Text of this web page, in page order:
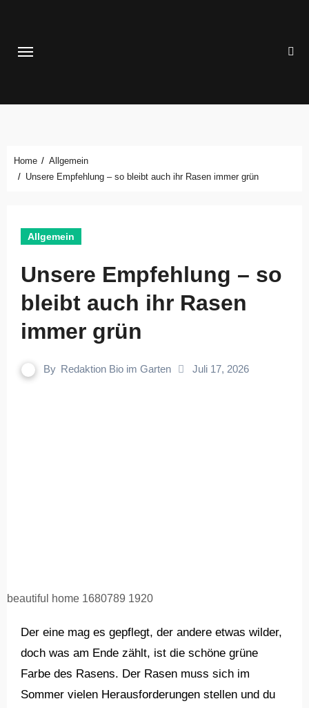
springen
Home
Allgemein
Unsere Empfehlung – so bleibt auch ihr Rasen immer grün
Allgemein
Unsere Empfehlung – so
bleibt auch ihr Rasen
immer grün
By Redaktion Bio im Garten Juli 17, 2026
beautiful home 1680789 1920
Der eine mag es gepflegt, der andere etwas wilder,
doch was am Ende zählt, ist die schöne grüne
Farbe des Rasens. Der Rasen muss sich im
Sommer vielen Herausforderungen stellen und du